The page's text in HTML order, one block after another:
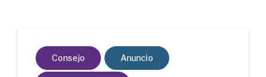
Consejo Anuncio